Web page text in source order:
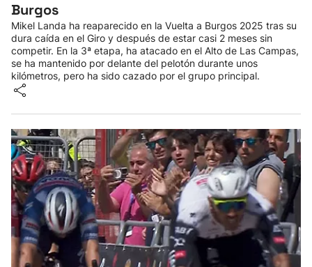
Kirolak 360
Atletismo
Carreras de montaña
Más deportes
"Helmuga"
Burgos
Mikel Landa ha reaparecido en la Vuelta a Burgos 2025 tras su
dura caída en el Giro y después de estar casi 2 meses sin
competir. En la 3ª etapa, ha atacado en el Alto de Las Campas,
se ha mantenido por delante del pelotón durante unos
kilómetros, pero ha sido cazado por el grupo principal.